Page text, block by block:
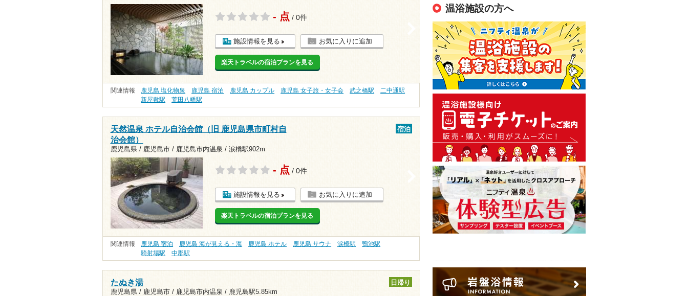
- 点 / 0件
施設情報を見る お気に入りに追加
楽天トラベルの宿泊プランを見る
関連情報 鹿児島 塩化物泉 鹿児島 宿泊 鹿児島 カップル 鹿児島 女子旅・女子会 武之橋駅
二中通駅
新屋敷駅
荒田八幡駅
天然温泉 ホテル自治会館（旧 鹿児島県市町村自
治会館）
鹿児島県 / 鹿児島市 / 鹿児島市内温泉 / 涙橋駅902m
宿泊
- 点 / 0件
施設情報を見る お気に入りに追加
楽天トラベルの宿泊プランを見る
関連情報 鹿児島 宿泊 鹿児島 海が見える・海 鹿児島 ホテル 鹿児島 サウナ 涙橋駅
鴨池駅
騎射場駅
中郡駅
たぬき湯
鹿児島県 / 鹿児島市 / 鹿児島市内温泉 / 鹿児島駅5.85km
日帰り
温浴施設の方へ
ニフティ温泉を使って手軽に